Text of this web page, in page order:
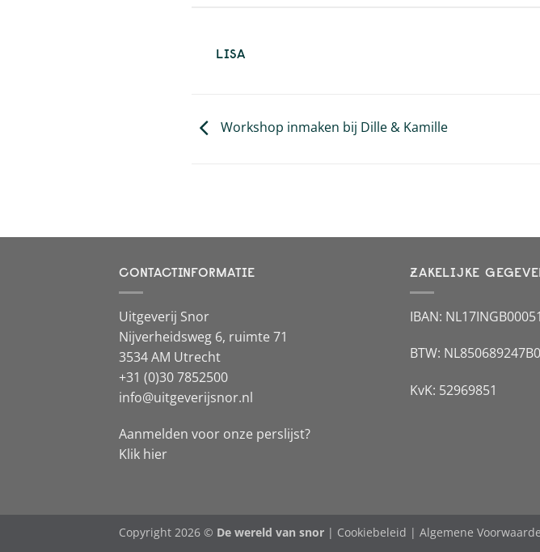
LISA
Workshop inmaken bij Dille & Kamille
CONTACTINFORMATIE
Uitgeverij Snor
Nijverheidsweg 6, ruimte 71
3534 AM Utrecht
+31 (0)30 7852500
info@uitgeverijsnor.nl
Aanmelden voor onze perslijst?
Klik hier
ZAKELIJKE
IBAN:
BTW:
KvK: 52969851
Copyright 2026 © De wereld van snor | Cookiebeleid | Algemene